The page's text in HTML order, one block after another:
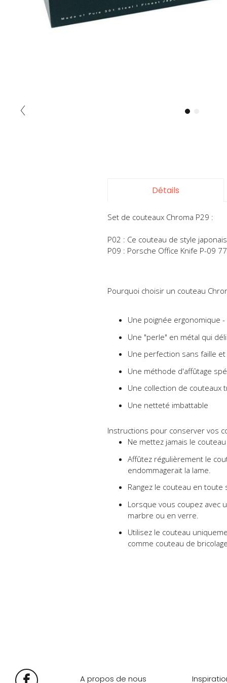
Détails
Set de couteaux Chroma P29 :
P02 : Ce couteau de style
P09 : Porsche Office Knife P-09
Pourquoi choisir un couteau
Une poignée ergonomique
Une "perle" en métal qui
Une perfection sans faille
Une méthode d'affûtage
Une collection de couteaux
Une netteté imbattable
Instructions pour conserver vos
Ne mettez jamais le
Affûtez régulièrement le
endommagerait la lame.
Rangez le couteau en
Lorsque vous coupez avec
marbre ou en verre.
Utilisez le couteau
comme couteau de
A propos de nous